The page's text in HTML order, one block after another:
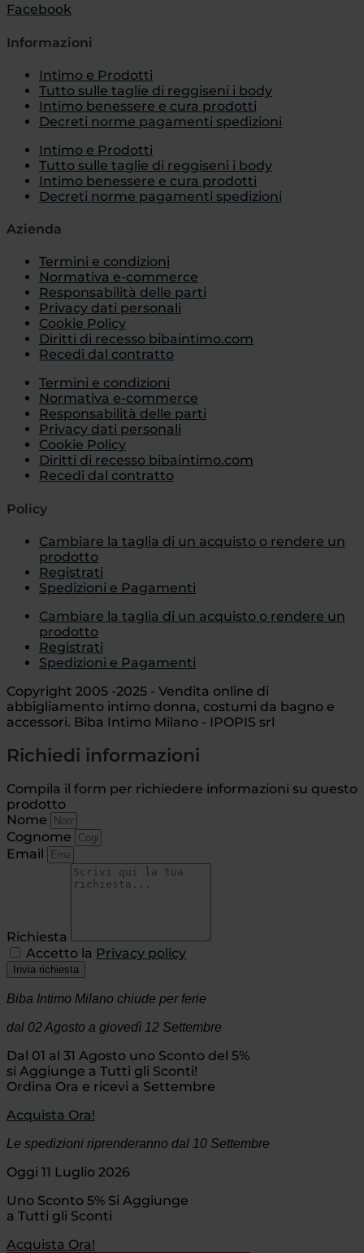
Facebook
Informazioni
Intimo e Prodotti
Tutto sulle taglie di reggiseni i body
Intimo benessere e cura prodotti
Decreti norme pagamenti spedizioni
Intimo e Prodotti
Tutto sulle taglie di reggiseni i body
Intimo benessere e cura prodotti
Decreti norme pagamenti spedizioni
Azienda
Termini e condizioni
Normativa e-commerce
Responsabilità delle parti
Privacy dati personali
Cookie Policy
Diritti di recesso bibaintimo.com
Recedi dal contratto
Termini e condizioni
Normativa e-commerce
Responsabilità delle parti
Privacy dati personali
Cookie Policy
Diritti di recesso bibaintimo.com
Recedi dal contratto
Policy
Cambiare la taglia di un acquisto o rendere un
prodotto
Registrati
Spedizioni e Pagamenti
Cambiare la taglia di un acquisto o rendere un
prodotto
Registrati
Spedizioni e Pagamenti
Copyright 2005 -2025 - Vendita online di
abbigliamento intimo donna, costumi da bagno e
accessori. Biba Intimo Milano - IPOPIS srl
Richiedi informazioni
Compila il form per richiedere informazioni su questo
prodotto
Nome
Cognome
Email
Richiesta
Accetto la Privacy policy
Invia richiesta
Biba Intimo Milano chiude per ferie
dal 02 Agosto a giovedì 12 Settembre
Dal 01 al 31 Agosto uno Sconto del 5%
si Aggiunge a Tutti gli Sconti!
Ordina Ora e ricevi a Settembre
Acquista Ora!
Le spedizioni riprenderanno dal 10 Settembre
Oggi 11 Luglio 2026
Uno Sconto 5% Si Aggiunge
a Tutti gli Sconti
Acquista Ora!